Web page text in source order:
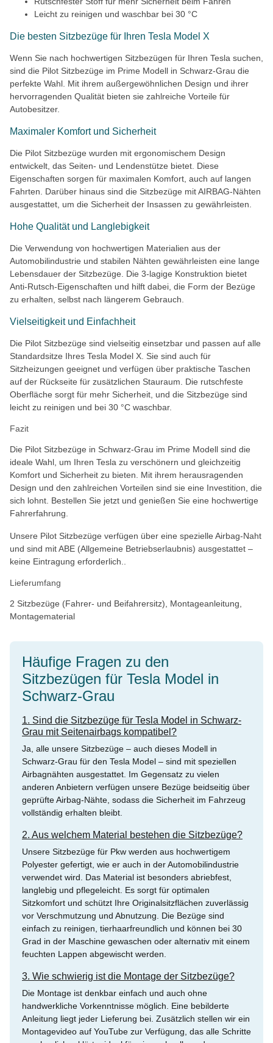
Leicht zu reinigen und waschbar bei 30 °C
Die besten Sitzbezüge für Ihren Tesla Model X
Wenn Sie nach hochwertigen Sitzbezügen für Ihren Tesla suchen,
sind die Pilot Sitzbezüge im Prime Modell in Schwarz-Grau die
perfekte Wahl. Mit ihrem außergewöhnlichen Design und ihrer
hervorragenden Qualität bieten sie zahlreiche Vorteile für
Autobesitzer.
Maximaler Komfort und Sicherheit
Die Pilot Sitzbezüge wurden mit ergonomischem Design
entwickelt, das Seiten- und Lendenstütze bietet. Diese
Eigenschaften sorgen für maximalen Komfort, auch auf langen
Fahrten. Darüber hinaus sind die Sitzbezüge mit AIRBAG-Nähten
ausgestattet, um die Sicherheit der Insassen zu gewährleisten.
Hohe Qualität und Langlebigkeit
Die Verwendung von hochwertigen Materialien aus der
Automobilindustrie und stabilen Nähten gewährleisten eine lange
Lebensdauer der Sitzbezüge. Die 3-lagige Konstruktion bietet
Anti-Rutsch-Eigenschaften und hilft dabei, die Form der Bezüge
zu erhalten, selbst nach längerem Gebrauch.
Vielseitigkeit und Einfachheit
Die Pilot Sitzbezüge sind vielseitig einsetzbar und passen auf alle
Standardsitze Ihres Tesla Model X. Sie sind auch für
Sitzheizungen geeignet und verfügen über praktische Taschen
auf der Rückseite für zusätzlichen Stauraum. Die rutschfeste
Oberfläche sorgt für mehr Sicherheit, und die Sitzbezüge sind
leicht zu reinigen und bei 30 °C waschbar.
Fazit
Die Pilot Sitzbezüge in Schwarz-Grau im Prime Modell sind die
ideale Wahl, um Ihren Tesla zu verschönern und gleichzeitig
Komfort und Sicherheit zu bieten. Mit ihrem herausragenden
Design und den zahlreichen Vorteilen sind sie eine Investition, die
sich lohnt. Bestellen Sie jetzt und genießen Sie eine hochwertige
Fahrerfahrung.
Unsere Pilot Sitzbezüge verfügen über eine spezielle Airbag-Naht
und sind mit ABE (Allgemeine Betriebserlaubnis) ausgestattet –
keine Eintragung erforderlich..
Lieferumfang
2 Sitzbezüge (Fahrer- und Beifahrersitz), Montageanleitung,
Montagematerial
Häufige Fragen zu den
Sitzbezügen für Tesla Model in
Schwarz-Grau
1. Sind die Sitzbezüge für Tesla Model in Schwarz-
Grau mit Seitenairbags kompatibel?
Ja, alle unsere Sitzbezüge – auch dieses Modell in
Schwarz-Grau für den Tesla Model – sind mit speziellen
Airbagnähten ausgestattet. Im Gegensatz zu vielen
anderen Anbietern verfügen unsere Bezüge beidseitig über
geprüfte Airbag-Nähte, sodass die Sicherheit im Fahrzeug
vollständig erhalten bleibt.
2. Aus welchem Material bestehen die Sitzbezüge?
Unsere Sitzbezüge für Pkw werden aus hochwertigem
Polyester gefertigt, wie er auch in der Automobilindustrie
verwendet wird. Das Material ist besonders abriebfest,
langlebig und pflegeleicht. Es sorgt für optimalen
Sitzkomfort und schützt Ihre Originalsitzflächen zuverlässig
vor Verschmutzung und Abnutzung. Die Bezüge sind
einfach zu reinigen, tierhaarfreundlich und können bei 30
Grad in der Maschine gewaschen oder alternativ mit einem
feuchten Lappen abgewischt werden.
3. Wie schwierig ist die Montage der Sitzbezüge?
Die Montage ist denkbar einfach und auch ohne
handwerkliche Vorkenntnisse möglich. Eine bebilderte
Anleitung liegt jeder Lieferung bei. Zusätzlich stellen wir ein
Montagevideo auf YouTube zur Verfügung, das alle Schritte